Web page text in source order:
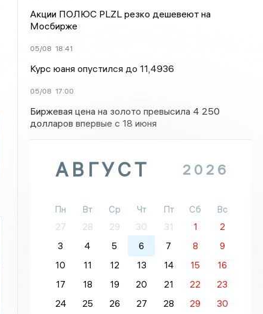
Акции ПОЛЮС PLZL резко дешевеют на
Мосбирже
05/08 18:41
Курс юаня опустился до 11,4936
05/08 17:00
Биржевая цена на золото превысила 4 250
долларов впервые с 18 июня
АВГУСТ 2026
Пн Вт Ср Чт Пт Сб
Вс
27
28 29 30 31 1
2
3
4 5 6 7 8
9
10
11 12 13 14 15
16
17
18 19 20 21 22
23
24
25 26 27 28 29
30